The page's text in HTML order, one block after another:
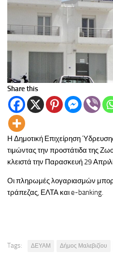
Share this
Η Δημοτική Επιχείρηση
τιμώντας την προστάτιδα της
κλειστά την Παρασκευή 29
Οι πληρωμές λογαριασμών
τράπεζας, ΕΛΤΑ και e-banking.
Tags: ΔΕΥΑΜ Δήμος Μαλεβιζίου